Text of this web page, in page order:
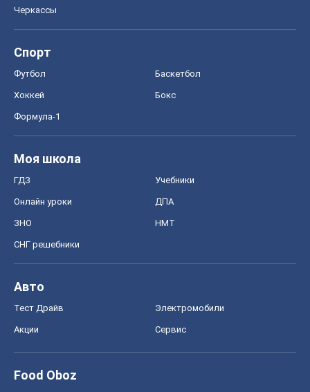
Черкассы
Спорт
Футбол Баскетбол
Хоккей Бокс
Формула-1
Моя школа
ГДЗ Учебники
Онлайн уроки ДПА
ЗНО НМТ
СНГ решебники
Авто
Тест Драйв Электромобили
Акции Сервис
Food Oboz